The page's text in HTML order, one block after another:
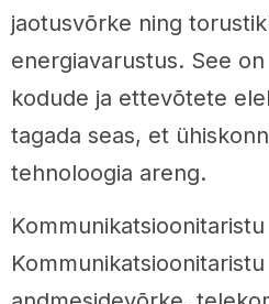
jaotusvõrke ning
energiavarustus. See
kodude ja ettevõtete
tagada seas, et
tehnoloogia areng.
Kommunikatsioonitaristu